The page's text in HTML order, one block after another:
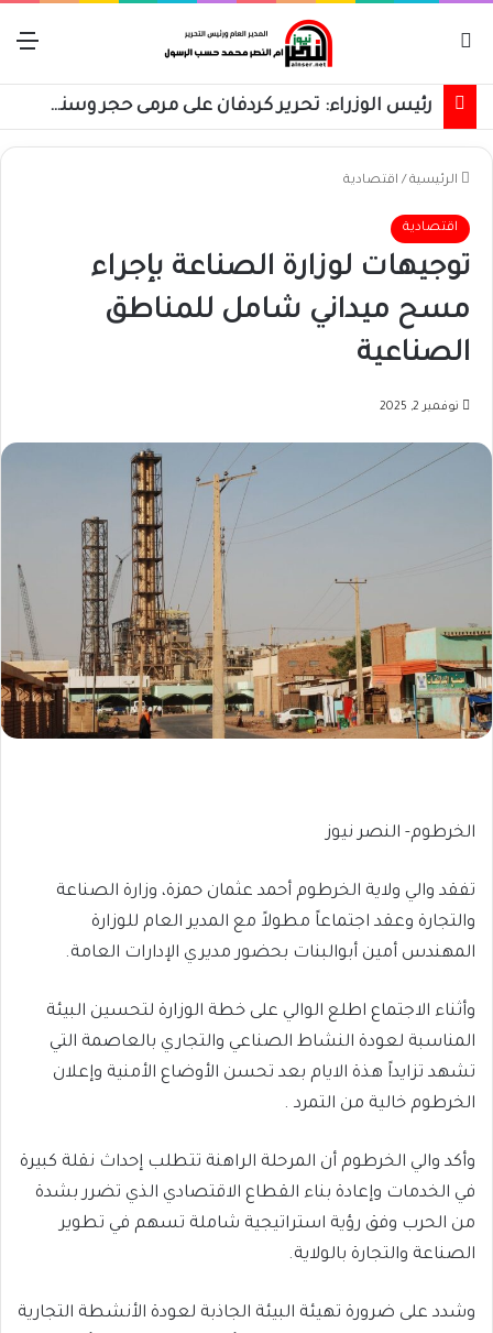
رئيس الوزراء: تحرير كردفان على مرمى حجر وسنسترد كل شبر
الرئيسية / اقتصادية
اقتصادية
توجيهات لوزارة الصناعة بإجراء
مسح ميداني شامل للمناطق
الصناعية
نوفمبر 2, 2025
الخرطوم- النصر نيوز
تفقد والي ولاية الخرطوم أحمد عثمان حمزة، وزارة الصناعة
والتجارة وعقد اجتماعاً مطولاً مع المدير العام للوزارة
المهندس أمين أبوالبنات بحضور مديري الإدارات العامة.
وأثناء الاجتماع اطلع الوالي على خطة الوزارة لتحسين البيئة
المناسبة لعودة النشاط الصناعي والتجاري بالعاصمة التي
تشهد تزايداً هذة الايام بعد تحسن الأوضاع الأمنية وإعلان
الخرطوم خالية من التمرد .
وأكد والي الخرطوم أن المرحلة الراهنة تتطلب إحداث نقلة كبيرة
في الخدمات وإعادة بناء القطاع الاقتصادي الذي تضرر بشدة
من الحرب وفق رؤية استراتيجية شاملة تسهم في تطوير
الصناعة والتجارة بالولاية.
وشدد على ضرورة تهيئة البيئة الجاذبة لعودة الأنشطة التجارية